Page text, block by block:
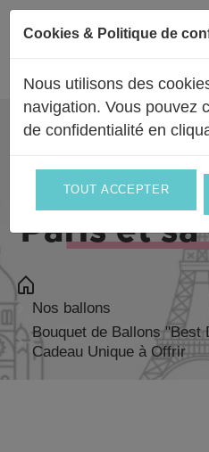
Passer au contenu
Livraison
et le jour
Paris et
Nos ballons
Bouquet de Ballons
Cadeau Unique à Offrir
Cookies & Politique de
Nous utilisons des
navigation. Vous pouvez
de confidentialité en
TOUT ACCEPTER